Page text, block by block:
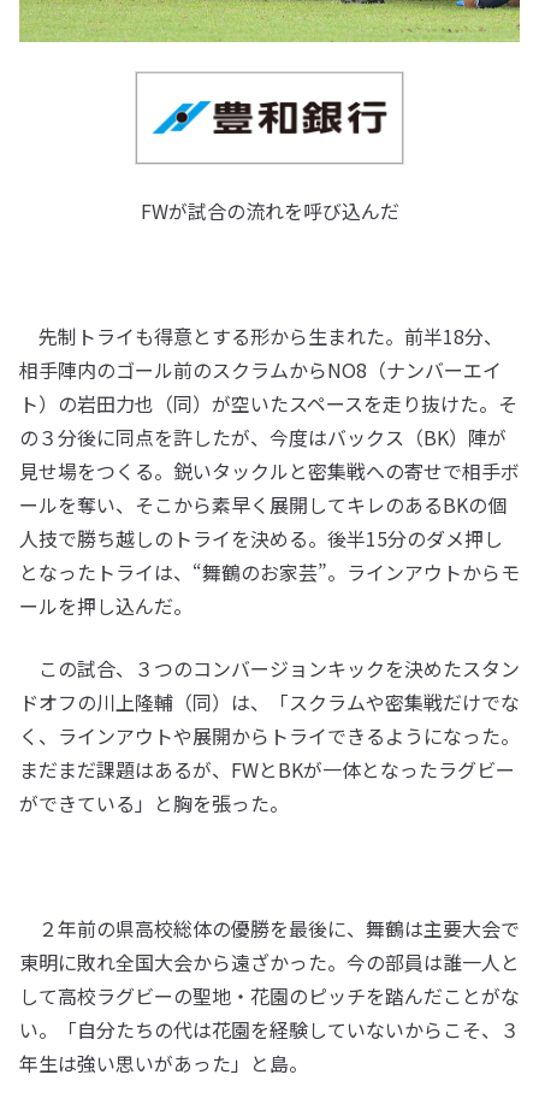
FWが試合の流れを呼び込んだ
先制トライも得意とする形から生まれた。前半18分、
相手陣内のゴール前のスクラムからNO8（ナンバーエイ
ト）の岩田力也（同）が空いたスペースを走り抜けた。そ
の３分後に同点を許したが、今度はバックス（BK）陣が
見せ場をつくる。鋭いタックルと密集戦への寄せで相手ボ
ールを奪い、そこから素早く展開してキレのあるBKの個
人技で勝ち越しのトライを決める。後半15分のダメ押し
となったトライは、“舞鶴のお家芸”。ラインアウトからモ
ールを押し込んだ。
この試合、３つのコンバージョンキックを決めたスタン
ドオフの川上隆輔（同）は、「スクラムや密集戦だけでな
く、ラインアウトや展開からトライできるようになった。
まだまだ課題はあるが、FWとBKが一体となったラグビー
ができている」と胸を張った。
２年前の県高校総体の優勝を最後に、舞鶴は主要大会で
東明に敗れ全国大会から遠ざかった。今の部員は誰一人と
して高校ラグビーの聖地・花園のピッチを踏んだことがな
い。「自分たちの代は花園を経験していないからこそ、３
年生は強い思いがあった」と島。